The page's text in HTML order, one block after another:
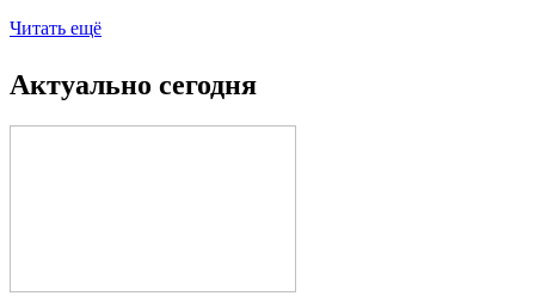
Читать ещё
Актуально сегодня